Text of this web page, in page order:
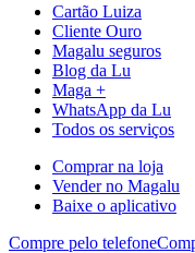
Cartão Luiza
Cliente Ouro
Magalu seguros
Blog da Lu
Maga +
WhatsApp da Lu
Todos os serviços
Comprar na loja
Vender no Magalu
Baixe o aplicativo
Compre pelo telefone